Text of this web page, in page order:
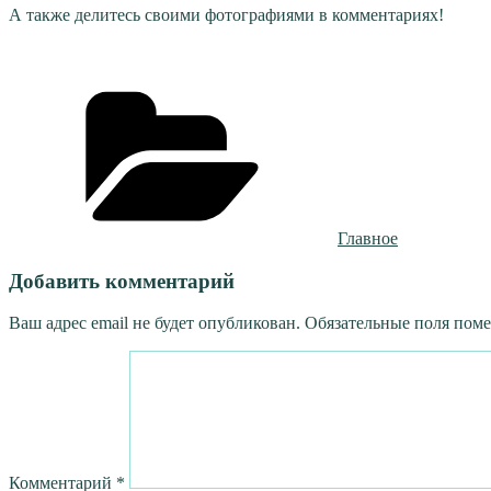
А также делитесь своими фотографиями в комментариях!
Главное
Добавить комментарий
Ваш адрес email не будет опубликован. Обязательные поля
Комментарий *